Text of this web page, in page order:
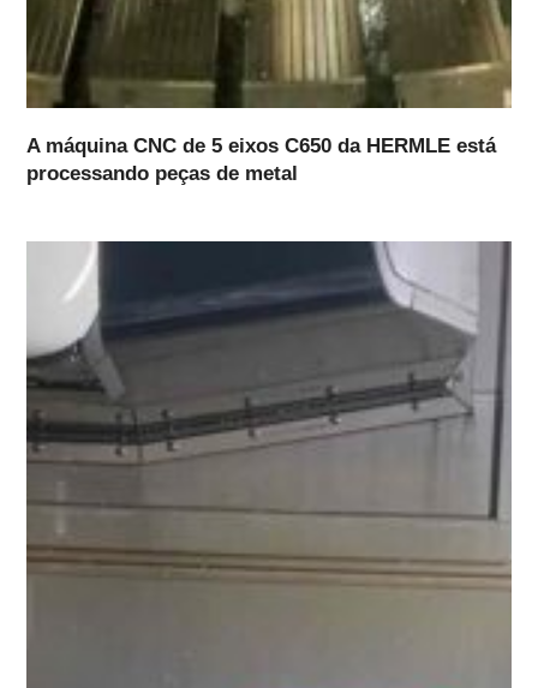
A máquina CNC de 5 eixos C650 da HERMLE está
processando peças de metal